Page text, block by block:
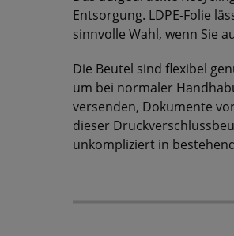
Entsorgung. LDPE-Folie
sinnvolle Wahl, wenn Sie
Die Beutel sind flexibel
um bei normaler
versenden, Dokumente
dieser
unkompliziert in